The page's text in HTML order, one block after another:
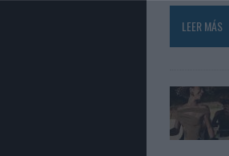
LEER MÁS